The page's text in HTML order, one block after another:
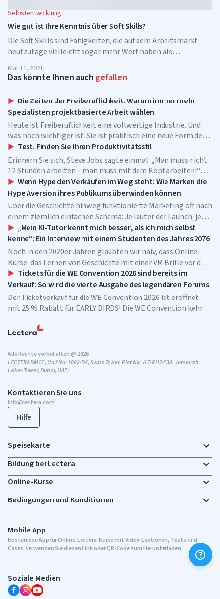
Selbstentwicklung
Wie gut ist Ihre Kenntnis über Soft Skills?
Die Soft Skills sind Fähigkeiten, die auf dem Arbeitsmarkt
heutzutage vielleicht sogar mehr Wert haben als
wir bei Lectera diesem Thema so viel...
Mär 11, 2021|
Das könnte Ihnen auch gefallen
Die Zeiten der Freiberuflichkeit: Warum immer mehr
Spezialisten projektbasierte Arbeit wählen
Heute ist Freiberuflichkeit eine vollwertige Industrie. Und
was noch wichtiger ist: Sie ist praktisch eine neue Form des
Unternehmertums – ohne Bankkredite, Büromiete und
Mitarbeitereinstellung.
Test. Finden Sie Ihren Produktivitätsstil
Erinnern Sie sich, Steve Jobs sagte einmal: „Man muss nicht
12 Stunden arbeiten – man muss mit dem Kopf arbeiten!“
Dieser Satz beschreibt perfekt das Konzept von
Produktivität.
Wenn Hype den Verkäufen im Weg steht: Wie Marken die
Hype Aversion ihres Publikums überwinden können
Über die Geschichte hinweg funktionierte Marketing oft nach
einem ziemlich einfachen Schema: Je lauter der Launch, je
größer der Wirbel um die Marke und je sichtbarer die
Aufregung, desto höher die Chance, dass ein Produkt „durch
die Decke geht“ und zum Bestseller wird.
„Mein KI-Tutor kennt mich besser, als ich mich selbst
kenne“: Ein Interview mit einem Studenten des Jahres 2076
Noch in den 2020er Jahren glaubten wir naiv, dass Online-
Kurse, das Lernen von Geschichte mit einer VR-Brille vor den
Augen, Schulen und Universitäten im Metaversum bereits die
Bildung der Zukunft, der Gipfel des Fortschritts seien – doch
wir irrten uns.
Tickets für die WE Convention 2026 sind bereits im
Verkauf: So wird die vierte Ausgabe des legendären Forums
Der Ticketverkauf für die WE Convention 2026 ist eröffnet -
mit 25 % Rabatt für EARLY BIRDS! Die WE Convention kehrt
November 2026 findet das Forum im...
Kontaktieren Sie uns
info@lectera.com
Hilfe
Mobile App
Kostenlose App für Online-Lectera-Kurse mit Video-Lektionen, Tests und
Cases. Verwenden Sie diesen Link oder QR-Code zum Herunterladen
Soziale Medien
Alle Rechte vorbehalten @ 2026
LECTERA DMCC, Unit No: 1002-D4, Swiss Tower, Plot No: JLT-PH2-Y3A, Jumeirah
Lakes Tower, Dubai, UAE;
Speisekarte
Bildung bei Lectera
Online-Kurse
Bedingungen und Konditionen